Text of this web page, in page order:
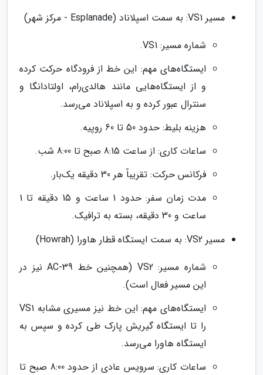
مسیر VS1: به سمت اسپلاناد (Esplanade - مرکز شهر)
شماره مسیر: VS1.
ایستگاه‌های مهم: این خط از فرودگاه حرکت کرده
و از ایستگاه‌هایی مانند هالدی‌رام، اولتادانگا و
سنترال عبور کرده و به اسپلاناد می‌رسد.
هزینه بلیط: حدود 50 تا 60 روپیه.
ساعات کاری: از ساعت 8:15 صبح تا 8:00 شب.
فرکانس حرکت: تقریباً هر 30 دقیقه یک‌بار.
مدت زمان سفر: حدود 1 ساعت و 15 دقیقه تا 1
ساعت و 30 دقیقه، بسته به ترافیک.
مسیر VS2: به سمت ایستگاه قطار هاورا (Howrah)
شماره مسیر: VS2 (همچنین خط AC-39 نیز در
این مسیر فعال است).
ایستگاه‌های مهم: این خط نیز مسیری مشابه VS1
را تا ایستگاه گیریش پارک طی کرده و سپس به
ایستگاه هاورا می‌رسد.
ساعات کاری: سرویس عادی از حدود 8:00 صبح تا